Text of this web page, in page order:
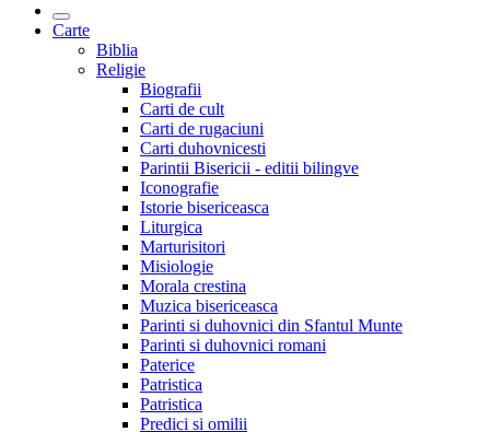
Carte
Biblia
Religie
Biografii
Carti de cult
Carti de rugaciuni
Carti duhovnicesti
Parintii Bisericii - editii bilingve
Iconografie
Istorie bisericeasca
Liturgica
Marturisitori
Misiologie
Morala crestina
Muzica bisericeasca
Parinti si duhovnici din Sfantul Munte
Parinti si duhovnici romani
Paterice
Patristica
Patristica
Predici si omilii